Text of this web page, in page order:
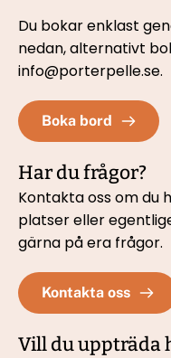
Du bokar enklast
nedan, alternativt
info@porterpelle.se.
Boka bord
Har du frågor?
Kontakta oss om du
platser eller
gärna på era frågor.
Kontakta oss
Vill du uppträda